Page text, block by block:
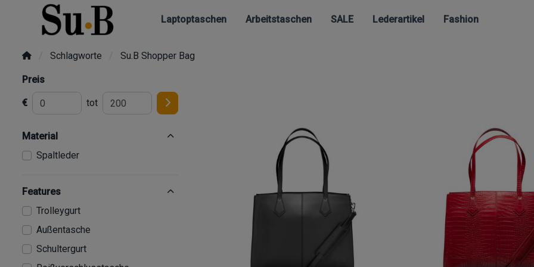
Laptoptaschen Arbeitstaschen SALE Lederartikel Fashion
Schlagworte Su.B Shopper Bag
Preis
€ tot
Material
Spaltleder
Features
Trolleygurt
Außentasche
Schultergurt